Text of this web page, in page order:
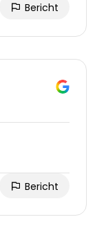
Bericht
Bericht